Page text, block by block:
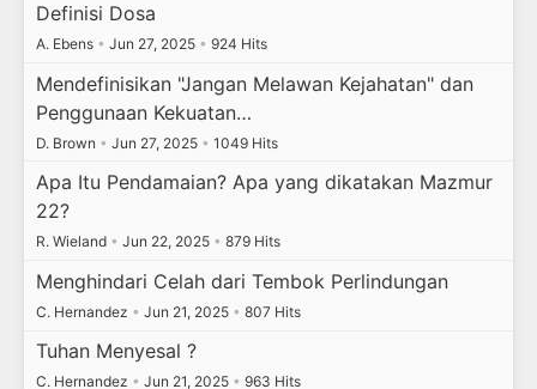
Definisi Dosa
A. Ebens • Jun 27, 2025 • 924 Hits
Mendefinisikan "Jangan Melawan Kejahatan" dan
Penggunaan Kekuatan…
D. Brown • Jun 27, 2025 • 1049 Hits
Apa Itu Pendamaian? Apa yang dikatakan Mazmur
22?
R. Wieland • Jun 22, 2025 • 879 Hits
Menghindari Celah dari Tembok Perlindungan
C. Hernandez • Jun 21, 2025 • 807 Hits
Tuhan Menyesal ?
C. Hernandez • Jun 21, 2025 • 963 Hits